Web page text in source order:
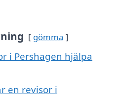
gömma
i Pershagen hjälpa
en revisor i